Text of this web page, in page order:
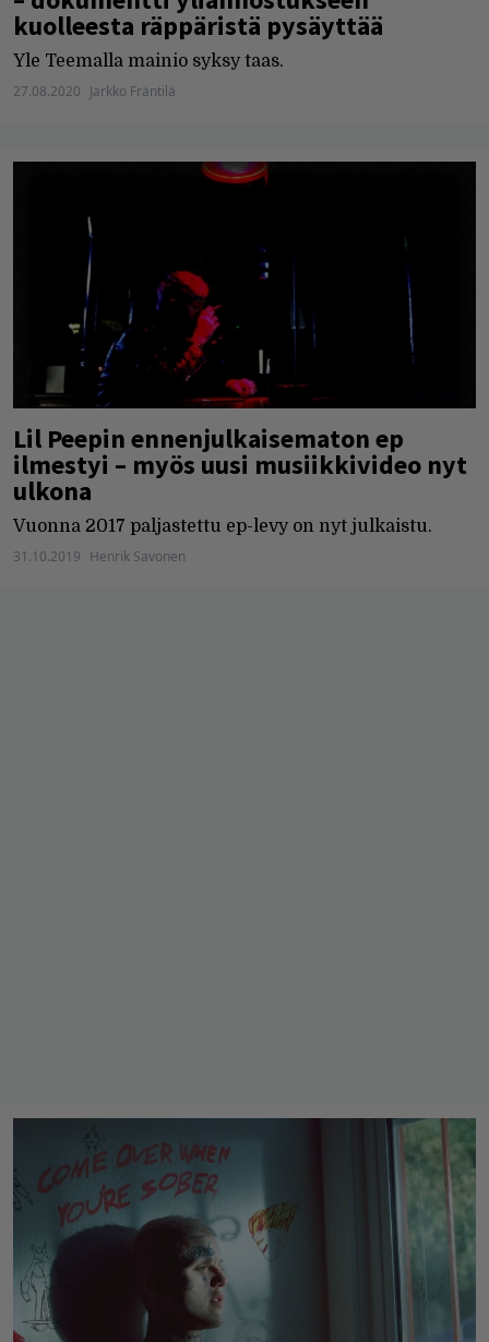
kuolleesta räppäristä pysäyttää
Yle Teemalla mainio syksy taas.
27.08.2020 Jarkko Fräntilä
Lil Peepin ennenjulkaisematon ep
ilmestyi – myös uusi musiikkivideo nyt
ulkona
Vuonna 2017 paljastettu ep-levy on nyt julkaistu.
31.10.2019 Henrik Savonen